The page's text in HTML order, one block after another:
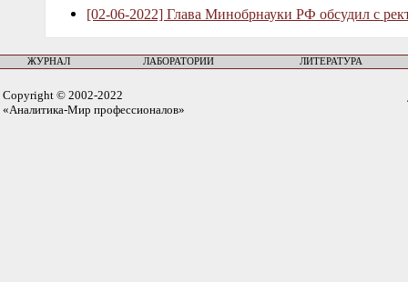
[02-06-2022] Глава Минобрнауки РФ обсудил с
ЖУРНАЛ ЛАБОРАТОРИИ ЛИТЕРАТУРА
Copyright © 2002-2022
«Аналитика-Мир профессионалов»